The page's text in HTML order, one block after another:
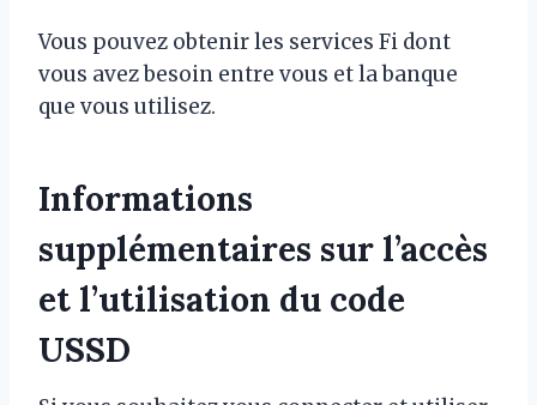
Vous pouvez obtenir les services Fi dont
vous avez besoin entre vous et la banque
que vous utilisez.
Informations
supplémentaires sur l’accès
et l’utilisation du code
USSD